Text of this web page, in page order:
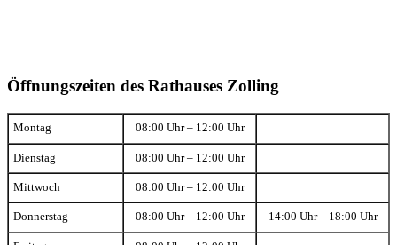
Öffnungszeiten des Rathauses Zolling
Montag 08:00 Uhr – 12:00 Uhr
Dienstag 08:00 Uhr – 12:00 Uhr
Mittwoch 08:00 Uhr – 12:00 Uhr
Donnerstag 08:00 Uhr – 12:00 Uhr 14:00 Uhr – 18:00 Uhr